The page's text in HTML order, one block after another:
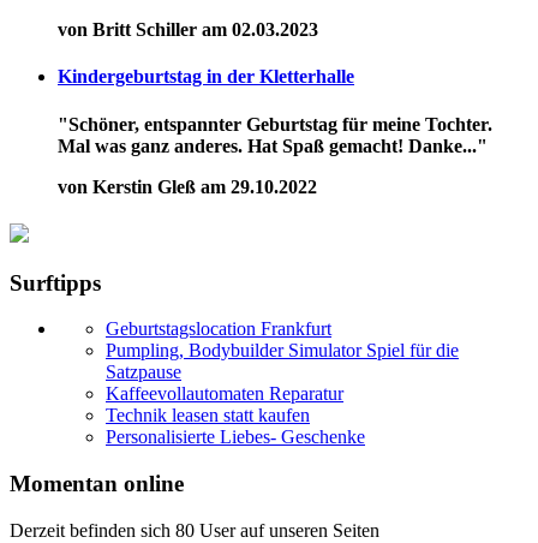
von Britt Schiller am 02.03.2023
Kindergeburtstag in der Kletterhalle
"Schöner, entspannter Geburtstag für meine Tochter.
Mal was ganz anderes. Hat Spaß gemacht! Danke..."
von Kerstin Gleß am 29.10.2022
Surftipps
Geburtstagslocation Frankfurt
Pumpling, Bodybuilder Simulator Spiel für die
Satzpause
Kaffeevollautomaten Reparatur
Technik leasen statt kaufen
Personalisierte Liebes- Geschenke
Momentan online
Derzeit befinden sich 80 User auf unseren Seiten